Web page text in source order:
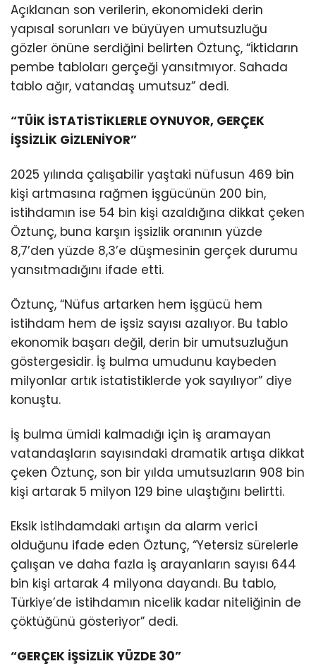
WhatsApp
İhbar Hattı
Instagram
Youtube
Açıklanan son verilerin, ekonomideki derin
yapısal sorunları ve büyüyen umutsuzluğu
gözler önüne serdiğini belirten Öztunç, “İktidarın
pembe tabloları gerçeği yansıtmıyor. Sahada
tablo ağır, vatandaş umutsuz” dedi.
“TÜİK İSTATİSTİKLERLE OYNUYOR, GERÇEK
İŞSİZLİK GİZLENİYOR”
2025 yılında çalışabilir yaştaki nüfusun 469 bin
kişi artmasına rağmen işgücünün 200 bin,
istihdamın ise 54 bin kişi azaldığına dikkat çeken
Öztunç, buna karşın işsizlik oranının yüzde
8,7’den yüzde 8,3’e düşmesinin gerçek durumu
yansıtmadığını ifade etti.
Öztunç, “Nüfus artarken hem işgücü hem
istihdam hem de işsiz sayısı azalıyor. Bu tablo
ekonomik başarı değil, derin bir umutsuzluğun
göstergesidir. İş bulma umudunu kaybeden
milyonlar artık istatistiklerde yok sayılıyor” diye
konuştu.
İş bulma ümidi kalmadığı için iş aramayan
vatandaşların sayısındaki dramatik artışa dikkat
çeken Öztunç, son bir yılda umutsuzların 908 bin
kişi artarak 5 milyon 129 bine ulaştığını belirtti.
Eksik istihdamdaki artışın da alarm verici
olduğunu ifade eden Öztunç, “Yetersiz sürelerle
çalışan ve daha fazla iş arayanların sayısı 644
bin kişi artarak 4 milyona dayandı. Bu tablo,
Türkiye’de istihdamın nicelik kadar niteliğinin de
çöktüğünü gösteriyor” dedi.
“GERÇEK İŞSİZLİK YÜZDE 30”